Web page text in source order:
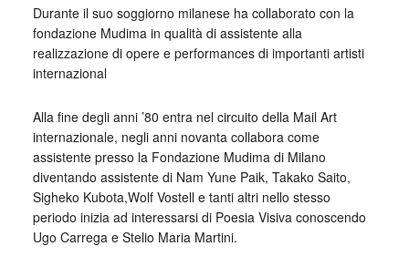
Durante il suo soggiorno milanese ha collaborato con la
fondazione Mudima in qualità di assistente alla
realizzazione di opere e performances di importanti artisti
internazional
Alla ﬁne degli anni ’80 entra nel circuito della Mail Art
internazionale, negli anni novanta collabora come
assistente presso la Fondazione Mudima di Milano
diventando assistente di Nam Yune Paik, Takako Saito,
Sigheko Kubota,Wolf Vostell e tanti altri nello stesso
periodo inizia ad interessarsi di Poesia Visiva conoscendo
Ugo Carrega e Stelio Maria Martini.